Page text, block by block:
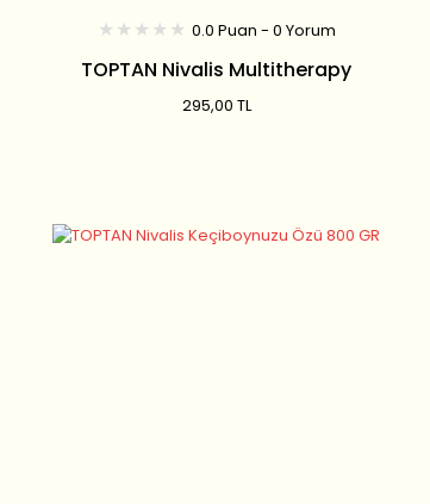
0.0 Puan - 0 Yorum
TOPTAN Nivalis Multitherapy
Şampuanı 400 ML
295,00 TL